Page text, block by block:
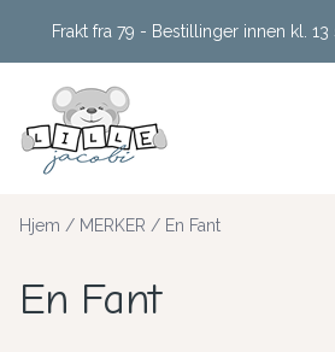
Frakt fra 79 - Bestillinger innen kl.
Hjem / MERKER / En Fant
En Fant